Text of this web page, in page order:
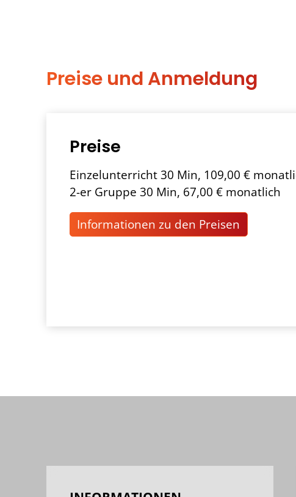
Preise und Anmeldung
Preise
Einzelunterricht 30 Min, 109,00 €
2-er Gruppe 30 Min, 67,00 € monatlich
Informationen zu den Preisen